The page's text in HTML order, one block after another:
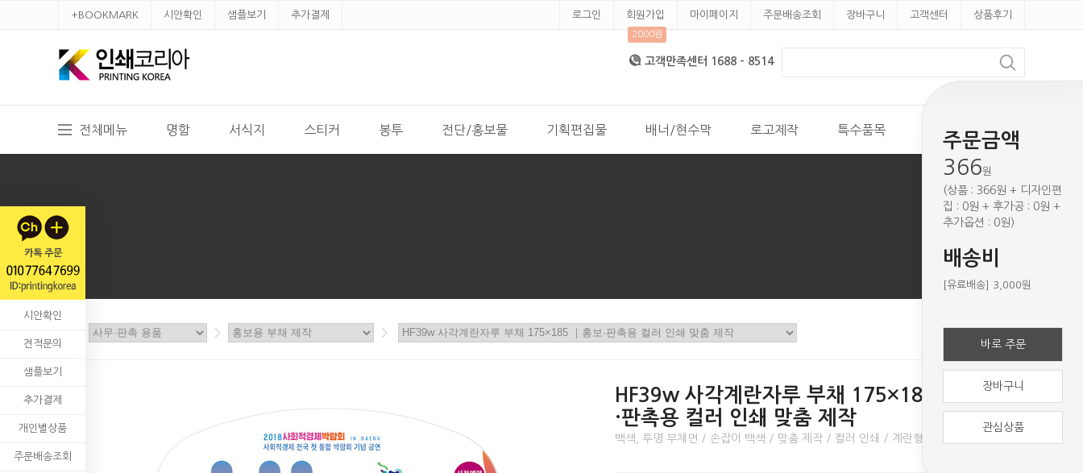
+BOOKMARK 시안확인 샘플보기 추가결제 로그인 회원가입
2000원
마이페이지 주문배송조회 장바구니 고객센터 상품후기
고객만족센터 1688 - 8514
전체메뉴 명함 서식지 스티커 봉투 전단/홍보물 기획편집물 배너/현수막 로고제작 특수품목 견적문의
> >
HF39w 사각계란자루 부채 175×185 ｜홍보
·판촉용 컬러 인쇄 맞춤 제작
백색, 투명 부채면 / 손잡이 백색 / 맞춤 제작 / 컬러 인쇄 / 계란형 손잡이
주문금액
366원
(상품 : 366원 + 디자인편
집 : 0원 + 후가공 : 0원 +
추가옵션 : 0원)
배송비
[유료배송] 3,000원
바로 주문
장바구니
관심상품
시안확인
견적문의
샘플보기
추가결제
개인별상품
주문배송조회